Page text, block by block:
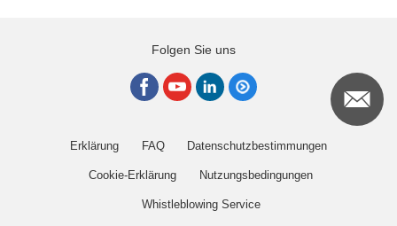
Folgen Sie uns
Erklärung FAQ Datenschutzbestimmungen
Cookie-Erklärung Nutzungsbedingungen
Whistleblowing Service